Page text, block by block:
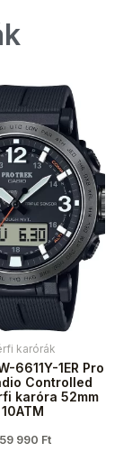
karórák
6611Y-1ER Pro
Controlled
karóra 52mm
10ATM
990 Ft